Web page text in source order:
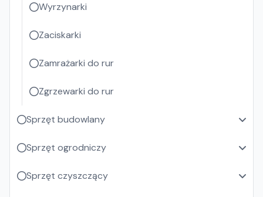
Wyrzynarki
Zaciskarki
Zamrażarki do rur
Zgrzewarki do rur
Sprzęt budowlany
Sprzęt ogrodniczy
Sprzęt czyszczący